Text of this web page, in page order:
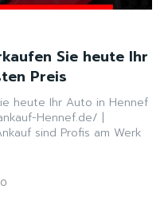
Sie heute Ihr
Preis
heute Ihr Auto in Hennef
sind Profis am Werk